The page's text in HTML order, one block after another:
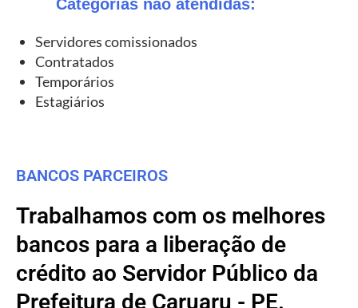
Categorias não atendidas:
Servidores comissionados
Contratados
Temporários
Estagiários
BANCOS PARCEIROS
Trabalhamos com os melhores
bancos para a liberação de
crédito ao Servidor Público da
Prefeitura de Caruaru - PE.